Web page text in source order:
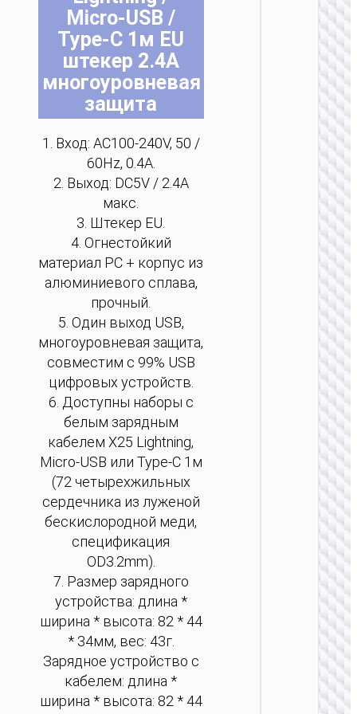
Micro-USB /
Type-C 1м EU
штекер 2.4А
многоуровневая
защита
1. Вход: AC100-240V, 50 /
60Hz, 0.4A.
2. Выход: DC5V / 2.4A
макс.
3. Штекер EU.
4. Огнестойкий
материал PC + корпус из
алюминиевого сплава,
прочный.
5. Один выход USB,
многоуровневая защита,
совместим с 99% USB
цифровых устройств.
6. Доступны наборы с
белым зарядным
кабелем X25 Lightning,
Micro-USB или Type-C 1м
(72 четырехжильных
сердечника из луженой
бескислородной меди,
спецификация
OD3.2mm).
7. Размер зарядного
устройства: длина *
ширина * высота: 82 * 44
* 34мм, вес: 43г.
Зарядное устройство с
кабелем: длина *
ширина * высота: 82 * 44
ЗУ
Mini”
PD30W
/ US /
AU
на
ЗУ
Mini”
PD25W
/ US /
AU
на
на
на
на
на